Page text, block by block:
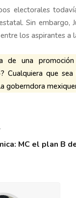
electorales
Sin embargo,
los aspirantes a
de una
Cualquiera que
goberndora
MC el plan B